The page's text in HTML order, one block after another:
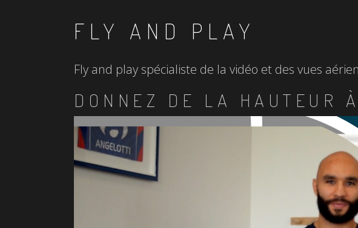
FLY AND PLAY
Fly and play spécialiste de la vidéo et des vues
DONNEZ DE LA HAUTEUR